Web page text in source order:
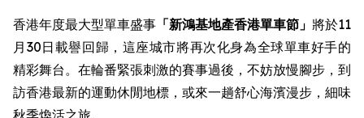
香港年度最大型單車盛事 「新鴻基地產香港單車節 」 將於11
月30日載譽回歸，這座城市將再次化身為全球單車好手的
精彩舞台。在輪番緊張刺激的賽事過後，不妨放慢腳步，到
訪香港最新的運動休閒地標，或來一趟舒心海濱漫步，細味
秋季煥活之旅。